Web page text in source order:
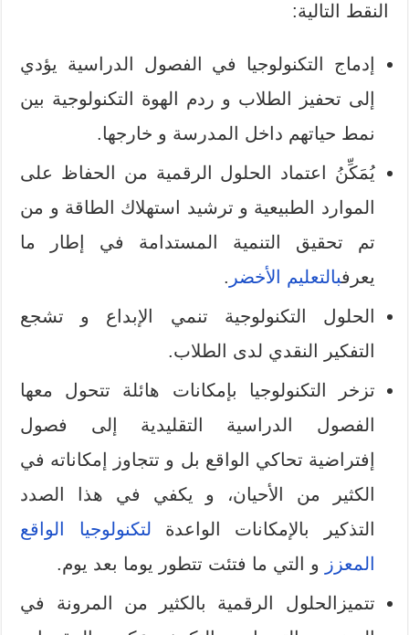
النقط التالية:
إدماج التكنولوجيا في الفصول الدراسية يؤدي
إلى تحفيز الطلاب و ردم الهوة التكنولوجية بين
نمط حياتهم داخل المدرسة و خارجها.
يُمَكِّنُ اعتماد الحلول الرقمية من الحفاظ على
الموارد الطبيعية و ترشيد استهلاك الطاقة و من
تم تحقيق التنمية المستدامة في إطار ما
يعرفبالتعليم الأخضر .
الحلول التكنولوجية تنمي الإبداع و تشجع
التفكير النقدي لدى الطلاب.
تزخر التكنولوجيا بإمكانات هائلة تتحول معها
الفصول الدراسية التقليدية إلى فصول
إفتراضية تحاكي الواقع بل و تتجاوز إمكاناته في
الكثير من الأحيان، و يكفي في هذا الصدد
التذكير بالإمكانات الواعدة لتكنولوجيا الواقع
المعزز
و التي ما فتئت تتطور يوما بعد يوم.
تتميزالحلول الرقمية بالكثير من المرونة في